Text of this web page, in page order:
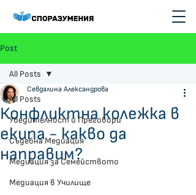
Post
All Posts
Убедителност и Преговори
Съдебна Медиация
Медиация за Семейството
Медиация в Училище
All Posts
Конфликтна колежка в
екипа - какво да
направим?
Севдалина Александрова